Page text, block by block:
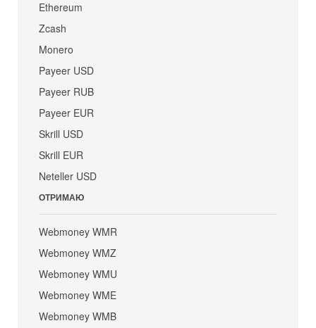
Ethereum
Zcash
Monero
Payeer USD
Payeer RUB
Payeer EUR
Skrill USD
Skrill EUR
Neteller USD
ОТРИМАЮ
Webmoney WMR
Webmoney WMZ
Webmoney WMU
Webmoney WME
Webmoney WMB